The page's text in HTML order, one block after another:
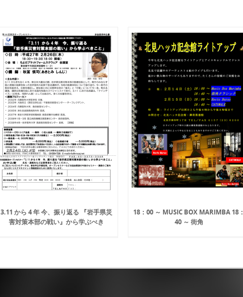
3.11 から 4 年 今、振り返る 『岩手県災
害対策本部の戦い』から学ぶべき
18：00 ～ MUSIC BOX MARIMBA 18：
40 ～ 街角